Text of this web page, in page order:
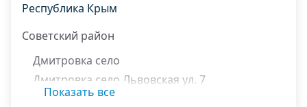
Республика Крым
Советский район
Дмитровка село
Дмитровка село Львовская ул. 7
Некрасовка село
Показать все